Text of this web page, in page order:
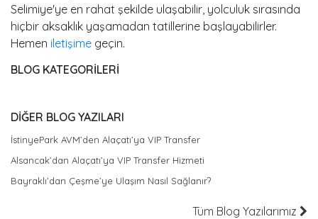
Selimiye'ye en rahat şekilde ulaşabilir, yolculuk sırasında
hiçbir aksaklık yaşamadan tatillerine başlayabilirler.
Hemen iletişime geçin.
BLOG KATEGORİLERİ
DİĞER BLOG YAZILARI
İstinyePark AVM’den Alaçatı’ya VIP Transfer
Alsancak’dan Alaçatı’ya VIP Transfer Hizmeti
Bayraklı’dan Çeşme’ye Ulaşım Nasıl Sağlanır?
Tüm Blog Yazılarımız